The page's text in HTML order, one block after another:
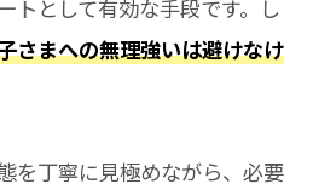
トとして有効な手段です。し
さまへの無理強いは避けなけ
を丁寧に見極めながら、必要